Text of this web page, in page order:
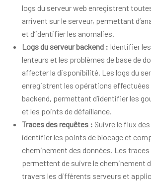
logs du serveur web enregistrent
arrivent sur le serveur, permettant
et d’identifier les anomalies.
Logs du serveur backend : Identifier
lenteurs et les problèmes de base de
affecter la disponibilité. Les logs du
enregistrent les opérations effectuées
backend, permettant d’identifier les
et les points de défaillance.
Traces des requêtes : Suivre le flux
identifier les points de blocage et
cheminement des données. Les
permettent de suivre le cheminement
travers les différents serveurs et